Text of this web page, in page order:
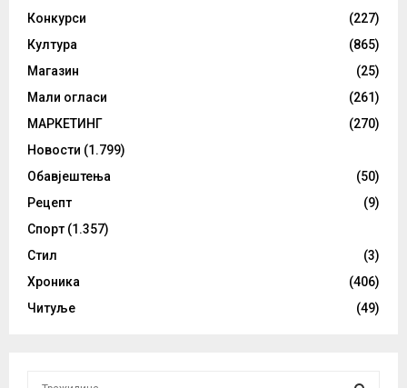
Конкурси
(227)
Култура
(865)
Магазин
(25)
Мали огласи
(261)
МАРКЕТИНГ
(270)
Новости (1.799)
Обавјештења
(50)
Рецепт
(9)
Спорт (1.357)
Стил
(3)
Хроника
(406)
Читуље
(49)